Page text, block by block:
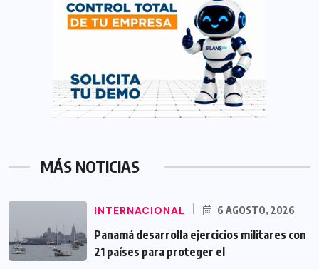
MÁS NOTICIAS
INTERNACIONAL 6 AGOSTO, 2026
Panamá desarrolla ejercicios militares con
21 países para proteger el